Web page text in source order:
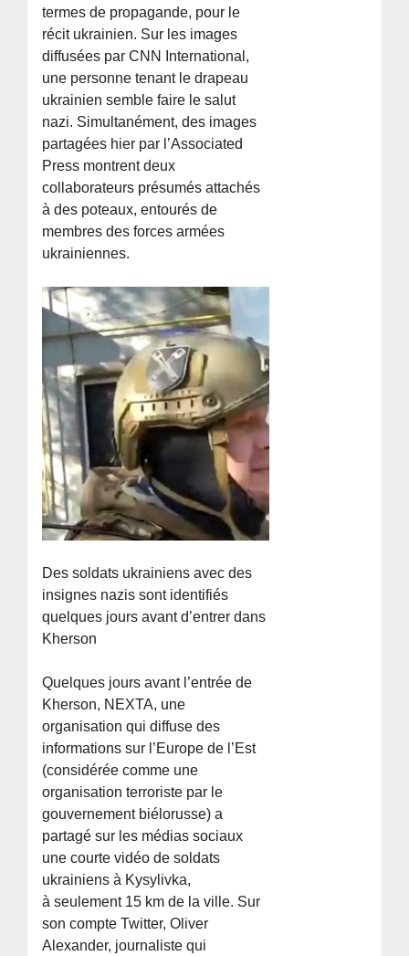
termes de propagande, pour le
récit ukrainien. Sur les images
diffusées par CNN International,
une personne tenant le drapeau
ukrainien semble faire le salut
nazi. Simultanément, des images
partagées hier par l’Associated
Press montrent deux
collaborateurs présumés attachés
à des poteaux, entourés de
membres des forces armées
ukrainiennes.
Des soldats ukrainiens avec des
insignes nazis sont identifiés
quelques jours avant d’entrer dans
Kherson
Quelques jours avant l’entrée de
Kherson, NEXTA, une
organisation qui diffuse des
informations sur l’Europe de l’Est
(considérée comme une
organisation terroriste par le
gouvernement biélorusse) a
partagé sur les médias sociaux
une courte vidéo de soldats
ukrainiens à Kysylivka,
à seulement 15 km de la ville. Sur
son compte Twitter, Oliver
Alexander, journaliste qui